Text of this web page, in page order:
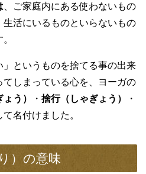
、ご家庭内にある使わないもの
生活にいるものといらないもの
というものを捨てる事の出来
しまっている心を、ヨーガの
う） ・ 捨行（しゃぎょう）
・
て名付けました。
）の意味